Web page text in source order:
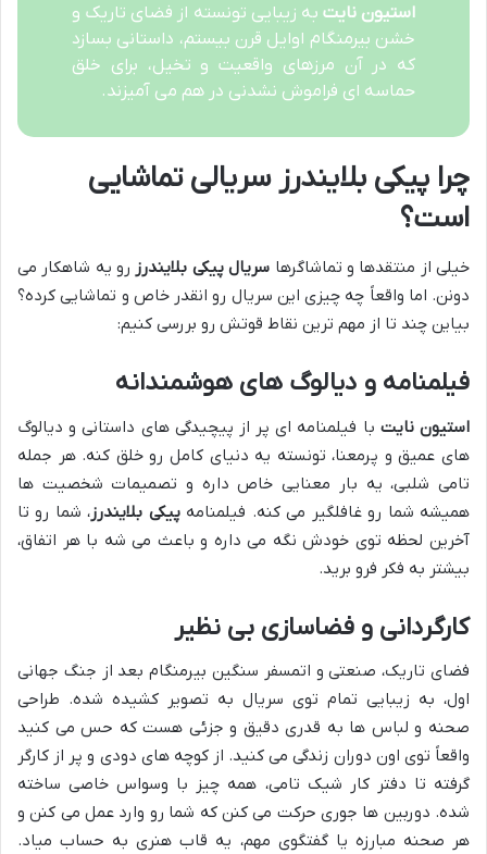
استیون نایت به زیبایی تونسته از فضای تاریک و
خشن بیرمنگام اوایل قرن بیستم، داستانی بسازد
که در آن مرزهای واقعیت و تخیل، برای خلق
حماسه ای فراموش نشدنی در هم می آمیزند.
چرا پیکی بلایندرز سریالی تماشایی
است؟
خیلی از منتقدها و تماشاگرها سریال پیکی بلایندرز رو یه شاهکار می
دونن. اما واقعاً چه چیزی این سریال رو انقدر خاص و تماشایی کرده؟
بیاین چند تا از مهم ترین نقاط قوتش رو بررسی کنیم:
فیلمنامه و دیالوگ های هوشمندانه
استیون نایت با فیلمنامه ای پر از پیچیدگی های داستانی و دیالوگ
های عمیق و پرمعنا، تونسته یه دنیای کامل رو خلق کنه. هر جمله
تامی شلبی، یه بار معنایی خاص داره و تصمیمات شخصیت ها
همیشه شما رو غافلگیر می کنه. فیلمنامهپیکی بلایندرز، شما رو تا
آخرین لحظه توی خودش نگه می داره و باعث می شه با هر اتفاق،
بیشتر به فکر فرو برید.
کارگردانی و فضاسازی بی نظیر
فضای تاریک، صنعتی و اتمسفر سنگین بیرمنگام بعد از جنگ جهانی
اول، به زیبایی تمام توی سریال به تصویر کشیده شده. طراحی
صحنه و لباس ها به قدری دقیق و جزئی هست که حس می کنید
واقعاً توی اون دوران زندگی می کنید. از کوچه های دودی و پر از کارگر
گرفته تا دفتر کار شیک تامی، همه چیز با وسواس خاصی ساخته
شده. دوربین ها جوری حرکت می کنن که شما رو وارد عمل می کنن و
هر صحنه مبارزه یا گفتگوی مهم، یه قاب هنری به حساب میاد.